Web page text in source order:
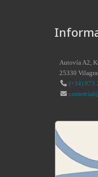
Autovía A2,
25330
(+34) 973